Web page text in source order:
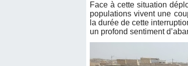
Face à cette situation
populations vivent une
la durée de cette
un profond sentiment